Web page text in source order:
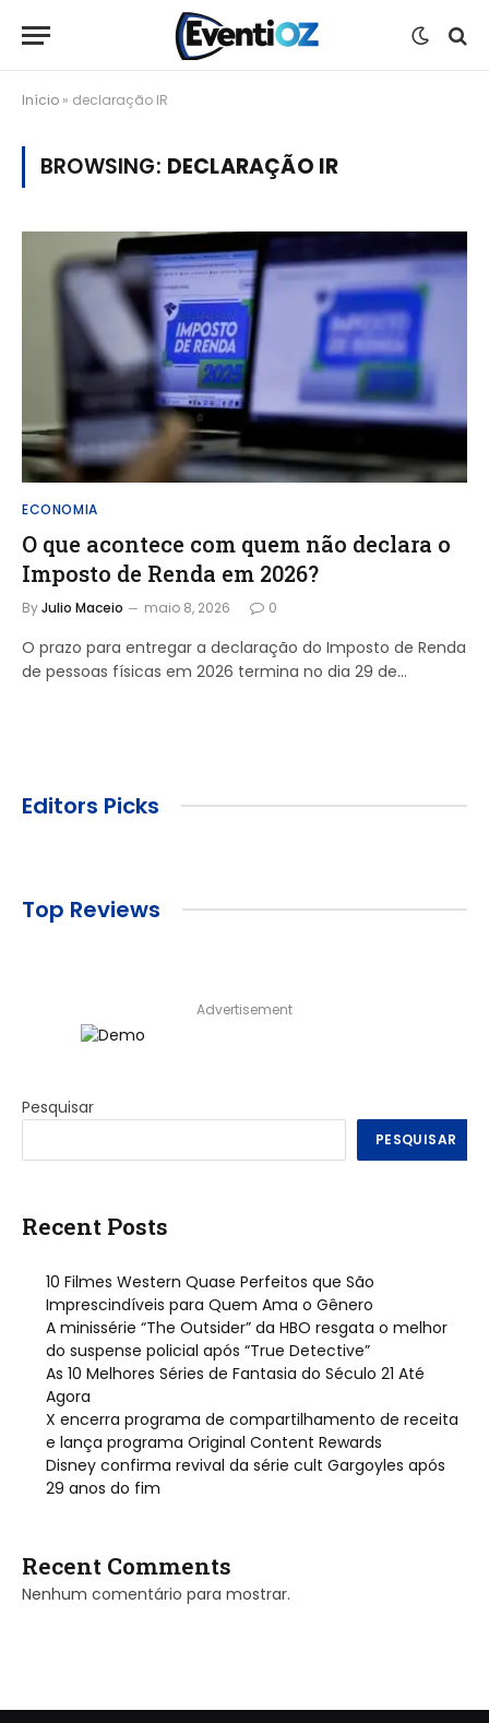
Início » declaração IR
BROWSING: DECLARAÇÃO IR
ECONOMIA
O que acontece com quem não declara o
Imposto de Renda em 2026?
ByJulio Maceio maio 8, 2026 0
O prazo para entregar a declaração do Imposto de Renda
de pessoas físicas em 2026 termina no dia 29 de…
Editors Picks
Top Reviews
Advertisement
Pesquisar
PESQUISAR
Recent Posts
10 Filmes Western Quase Perfeitos que São
Imprescindíveis para Quem Ama o Gênero
A minissérie “The Outsider” da HBO resgata o melhor
do suspense policial após “True Detective”
As 10 Melhores Séries de Fantasia do Século 21 Até
Agora
X encerra programa de compartilhamento de receita
e lança programa Original Content Rewards
Disney confirma revival da série cult Gargoyles após
29 anos do fim
Recent Comments
Nenhum comentário para mostrar.